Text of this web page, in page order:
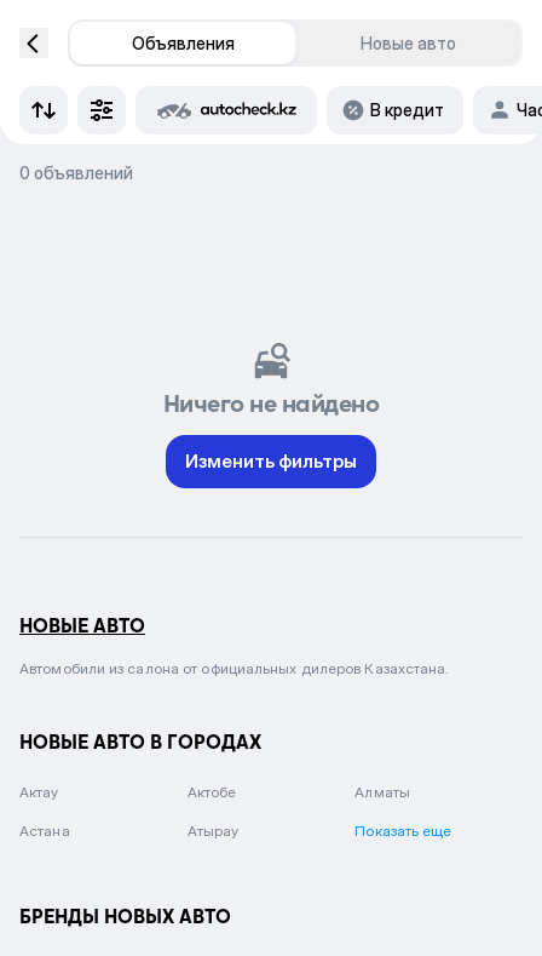
Объявления Новые авто
В кредит
0 объявлений
Ничего не найдено
Изменить фильтры
НОВЫЕ АВТО
Автомобили из салона от официальных дилеров Казахстана.
НОВЫЕ АВТО В ГОРОДАХ
Актау Актобе Алматы
Астана Атырау Показать еще
БРЕНДЫ НОВЫХ АВТО